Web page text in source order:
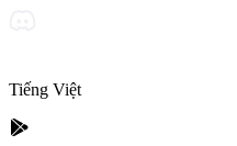
Tiếng Việt